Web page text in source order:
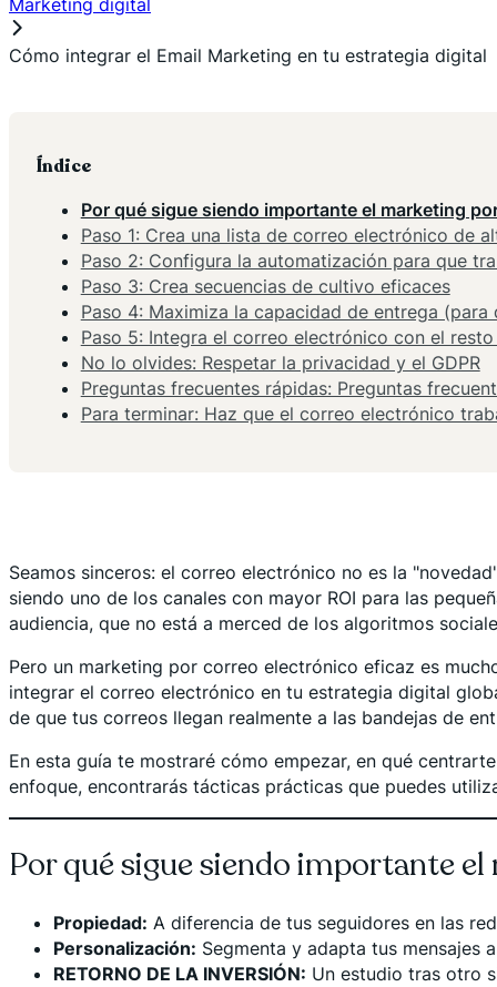
Cómo integrar el Email Marketing en tu estrategia digital
Seamos sinceros: el correo electrónico no es la
siendo uno de los canales con mayor ROI para las
audiencia, que no está a merced de los algoritmos
Pero un marketing por correo electrónico eficaz es
integrar el correo electrónico en tu estrategia digital
de que tus correos llegan realmente a las bandejas de
En esta guía te mostraré cómo empezar, en qué
enfoque, encontrarás tácticas prácticas que puedes
Por qué sigue siendo importante
Propiedad: A diferencia de tus seguidores en las
Personalización: Segmenta y adapta tus mensajes
RETORNO DE LA INVERSIÓN: Un estudio tras otro
Índice
Por qué sigue siendo importante el marketing
Paso 1: Crea una lista de correo electrónico de
Paso 2: Configura la automatización para que
Paso 3: Crea secuencias de cultivo eficaces
Paso 4: Maximiza la capacidad de entrega
Paso 5: Integra el correo electrónico con el
No lo olvides: Respetar la privacidad y el GDPR
Preguntas frecuentes rápidas: Preguntas
Para terminar: Haz que el correo electrónico